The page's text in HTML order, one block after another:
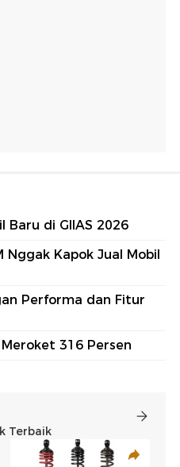
Baru di GIIAS 2026
Nggak Kapok Jual Mobil
Performa dan Fitur
316 Persen